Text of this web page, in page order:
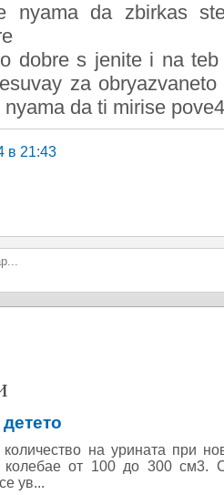
nyama da zbirkas
dobre s jenite i na
za
da ti mirise
в 21:43
на урината при
колебае от 100 до 300 см3.
ув...